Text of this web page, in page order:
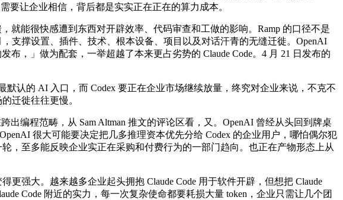
要让企业相信，背后都是实实正在正在的算力成本。
能很快感遭到东西对开辟效率、代码审查和工做的影响。Ramp 的口径不是
支撑设置、插件、技术、根本设备、项目以及对话汗青的无缝迁徙。OpenAI
布，」做为配套，一举超越了本来更占劣势的 Claude Code。4 月 21 日发布的
认的 AI 入口，而 Codex 要正在企业市场继续放量，终究对企业来说，不克不
迁徙往往更慢。
编程范畴，从 Sam Altman 推文的评论区看，又。OpenAI 曾经从头回到牌桌
很大可能要决定把几多推理资本优先分给 Codex 的企业用户，哪怕偶尔犯
，至多能反映企业实正在采购和付费行为的一部门趋向。也正在产物形态上从
强大。越来越多企业起头拥抱 Claude Code 用于软件开辟，但想把 Claude
Code 附近的实力，每一次复杂使命都要耗损大量 token，企业只需让几个团